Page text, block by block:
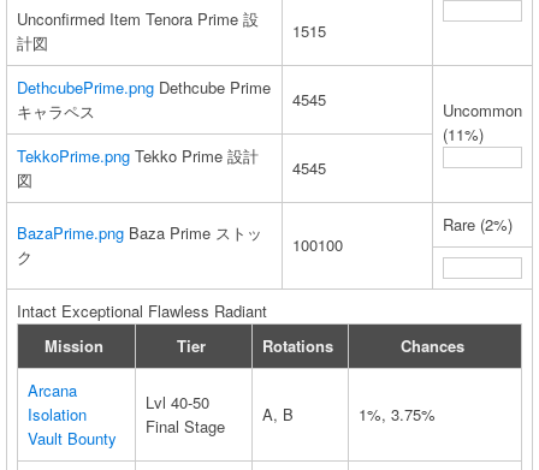
Unconfirmed Item Tenora Prime 設
計図
15‍15
DethcubePrime.png Dethcube Prime
キャラペス
45‍45
Uncommon
(11%)
TekkoPrime.png Tekko Prime 設計
図
45‍45
BazaPrime.png Baza Prime ストッ
ク
100‍100
Rare (2%)
Intact Exceptional Flawless Radiant
Mission
Tier Rotations
Chances
Arcana
Isolation
Vault Bounty
Lvl 40-50
Final Stage
A, B 1%, 3.75%